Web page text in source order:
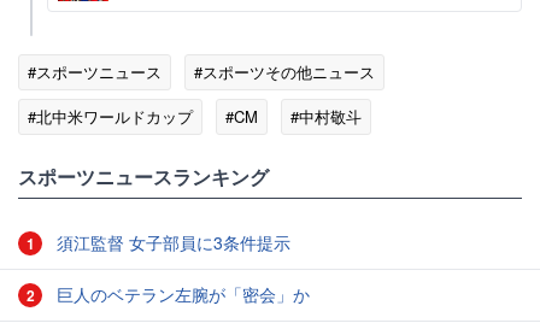
#スポーツニュース
#スポーツその他ニュース
#北中米ワールドカップ
#CM
#中村敬斗
スポーツニュースランキング
1 須江監督 女子部員に3条件提示
2 巨人のベテラン左腕が「密会」か